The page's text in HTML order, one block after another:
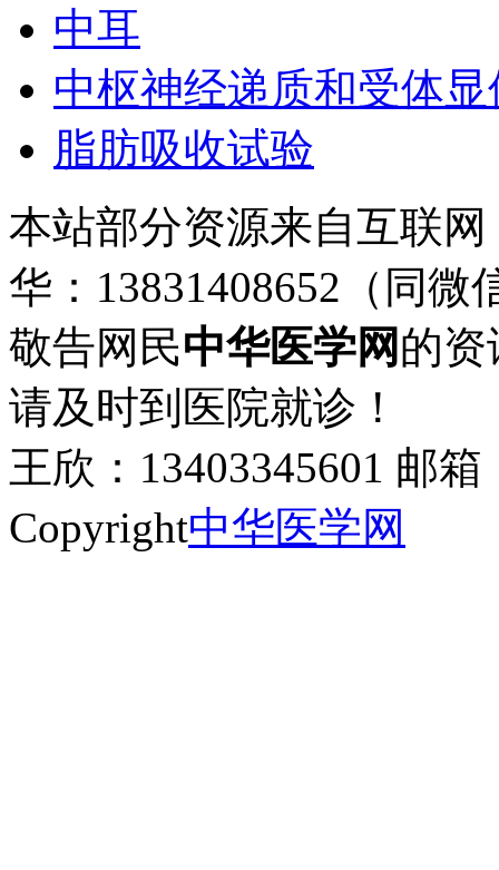
中耳
中枢神经递质和受体显
脂肪吸收试验
本站部分资源来自互联
华：13831408652（同微
敬告网民中华医学网 的
请及时到医院就诊！
王欣：13403345601 邮箱
Copyright中华医学网